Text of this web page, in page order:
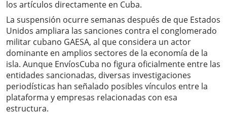
los artículos directamente en Cuba.
La suspensión ocurre semanas después de que Estados
Unidos ampliara las sanciones contra el conglomerado
militar cubano GAESA, al que considera un actor
dominante en amplios sectores de la economía de la
isla. Aunque EnvíosCuba no figura oficialmente entre las
entidades sancionadas, diversas investigaciones
periodísticas han señalado posibles vínculos entre la
plataforma y empresas relacionadas con esa
estructura.